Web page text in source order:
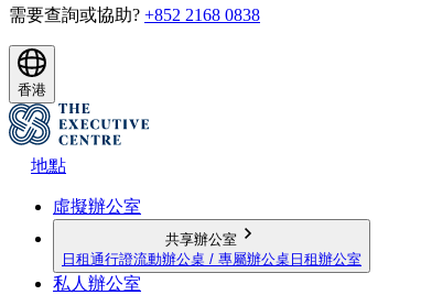
需要查詢或協助? +852 2168 0838
香港
地點
虛擬辦公室
共享辦公室
日租通行證流動辦公桌 / 專屬辦公桌 日租辦公室
私人辦公室